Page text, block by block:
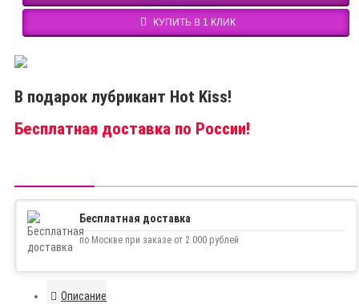
КУПИТЬ В 1 КЛИК
В подарок лубрикант Hot Kiss!
Бесплатная доставка по России!
Бесплатная доставка
по Москве при заказе от 2 000 рублей
Описание